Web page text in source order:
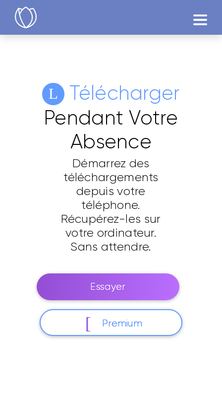
Télécharger
Pendant Votre
Absence
Démarrez des
téléchargements
depuis votre
téléphone.
Récupérez-les sur
votre ordinateur.
Sans attendre.
Essayer
Premium